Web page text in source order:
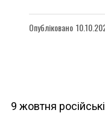
Опубліковано
9 жовтня